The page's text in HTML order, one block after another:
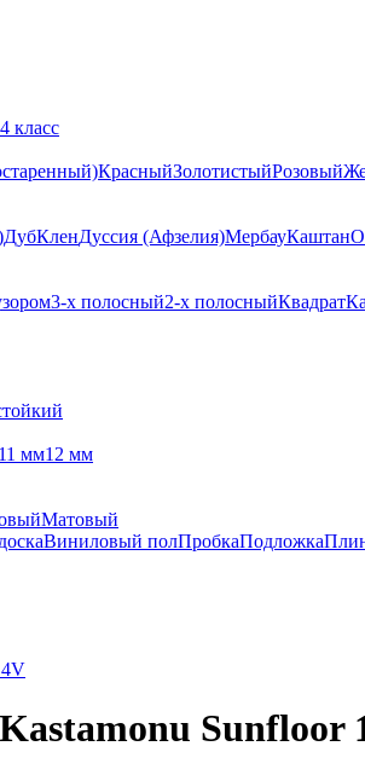
класс
КрасныйЗолотистыйРозовый
ДубКленДуссия (Афзелия)МербауКаштан
3-х полосный2-х полосныйКвадрат
11 мм12 мм
Матовый
Виниловый полПробкаПодложка
4V
Sunfloor